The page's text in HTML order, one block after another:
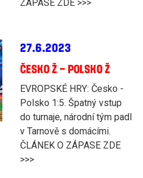
ZÁPASE ZDE >>>
27.6.2023
ČESKO Ž – POLSKO Ž
EVROPSKÉ HRY: Česko -
Polsko 1:5. Špatný vstup
do turnaje, národní tým padl
v Tarnově s domácími.
ČLÁNEK O ZÁPASE ZDE
>>>